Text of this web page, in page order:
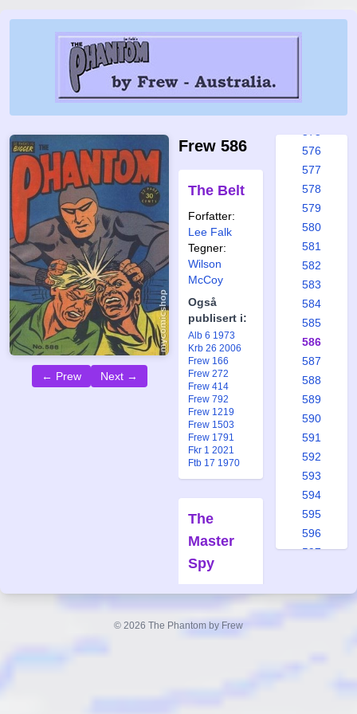
← Prew Next →
Frew 586
The Belt
Forfatter:
Lee Falk
Tegner:
Wilson
McCoy
Også
publisert i:
Alb 6 1973
Krb 26 2006
Frew 166
Frew 272
Frew 414
Frew 792
Frew 1219
Frew 1503
Frew 1791
Fkr 1 2021
Ftb 17 1970
The
Master
Spy
Tegner:
Wilson
569
576
577
578
579
580
581
582
583
584
585
586
587
588
589
590
591
592
593
594
595
596
597
© 2026 The Phantom by Frew